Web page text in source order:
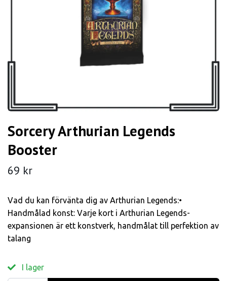
Sorcery Arthurian Legends
Booster
69 kr
Vad du kan förvänta dig av Arthurian Legends:•
Handmålad konst: Varje kort i Arthurian Legends-
expansionen är ett konstverk, handmålat till perfektion av
talang
I lager